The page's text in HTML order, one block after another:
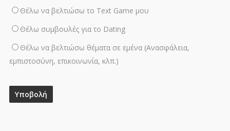
Θέλω να βελτιώσω το Text Game μου
Θέλω συμβουλές για το Dating
Θέλω να βελτιώσω θέματα σε εμένα (Ανασφάλεια,
εμπιστοσύνη, επικοινωνία, κλπ.)